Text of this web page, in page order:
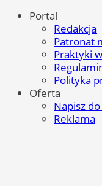
Portal
Redakcja
Patronat
Praktyki
Polityka
Oferta
Napisz
Reklama